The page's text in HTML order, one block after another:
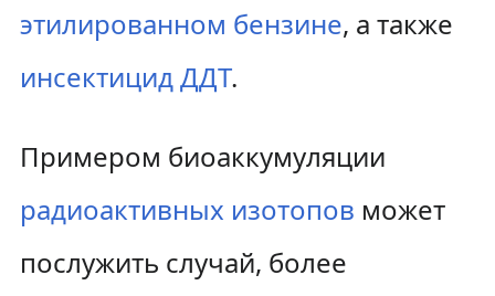
этилированном бензине, а также
инсектицидДДТ.
Примером биоаккумуляции
радиоактивных изотопов может
послужить случай, более